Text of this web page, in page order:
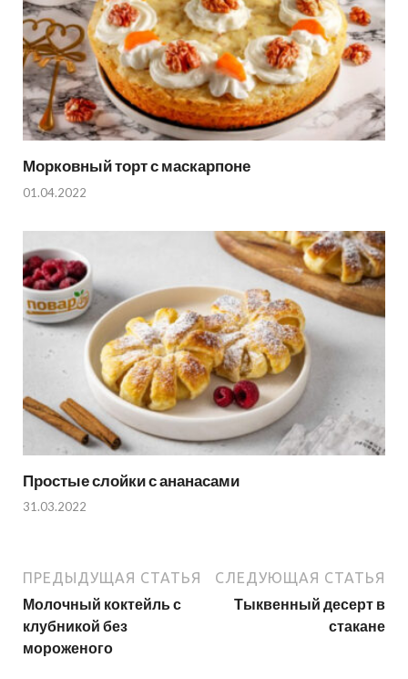
Морковный торт с маскарпоне
01.04.2022
Простые слойки с ананасами
31.03.2022
ПРЕДЫДУЩАЯ СТАТЬЯ
Молочный коктейль с
клубникой без
мороженого
СЛЕДУЮЩАЯ СТАТЬЯ
Тыквенный десерт в
стакане